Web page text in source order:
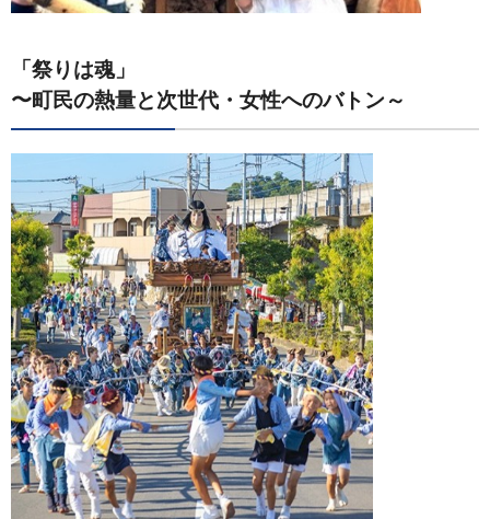
「祭りは魂」
〜町民の熱量と次世代・女性へのバトン～